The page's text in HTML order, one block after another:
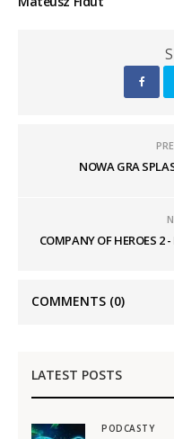
NOWA GRA
COMPANY OF HEROES 2
COMMENTS (0)
LATEST POSTS
PODCASTY